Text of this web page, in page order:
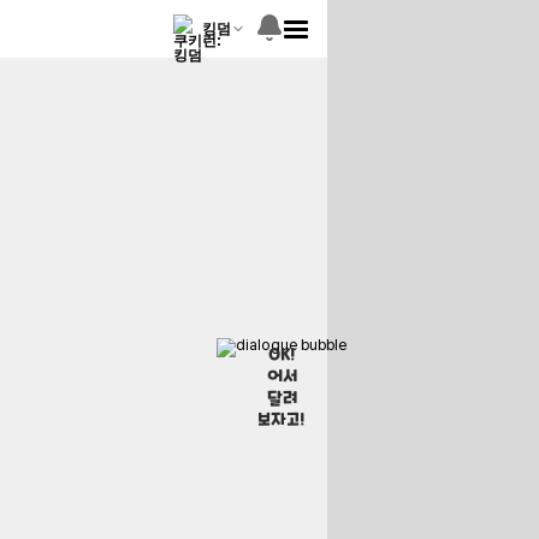
킹덤
OK!
어서
달려
보자고!